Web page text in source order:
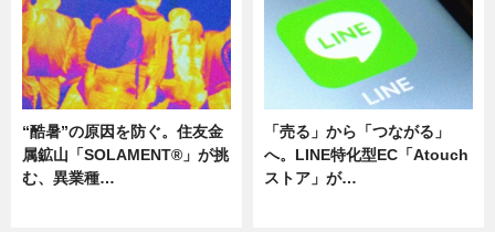
“酷暑”の原因を防ぐ。住友金
属鉱山「SOLAMENT®」が挑
む、異業種…
「売る」から「つながる」
へ。LINE特化型EC「Atouch
ストア」が…